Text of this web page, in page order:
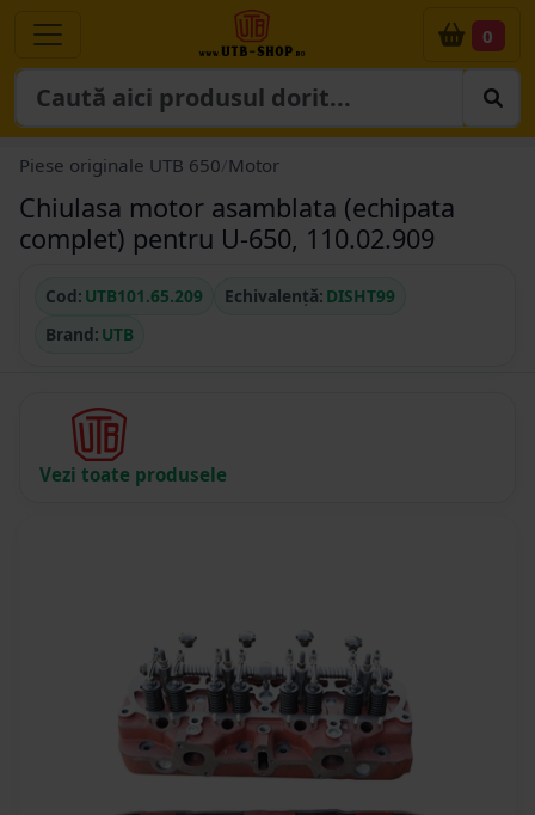
0
Piese originale UTB 650 Motor
Chiulasa motor asamblata (echipata
complet) pentru U-650, 110.02.909
Cod: UTB101.65.209 Echivalență: DISHT99
Brand: UTB
Vezi toate produsele